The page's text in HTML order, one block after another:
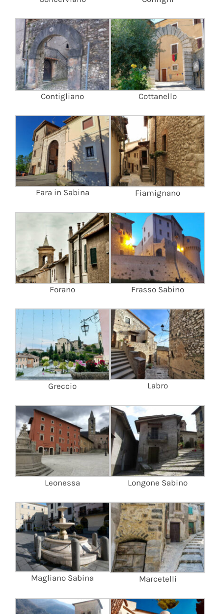
Contigliano Cottanello
Fara in Sabina Fiamignano
Forano Frasso Sabino
Greccio Labro
Leonessa Longone Sabino
Magliano Sabina Marcetelli